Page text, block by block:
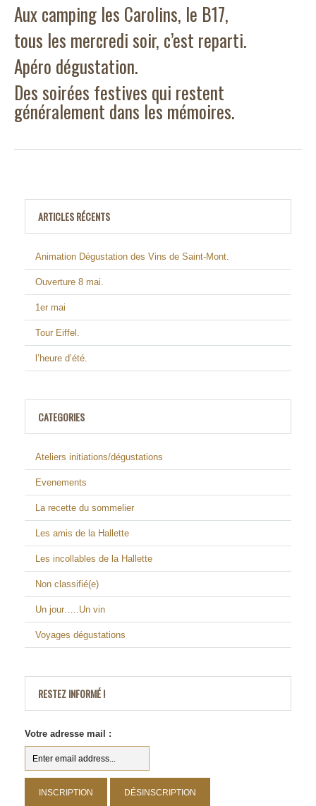
Aux camping les Carolins, le B17,
tous les mercredi soir, c’est reparti.
Apéro dégustation.
Des soirées festives qui restent
généralement dans les mémoires.
ARTICLES RÉCENTS
Animation Dégustation des Vins de Saint-Mont.
Ouverture 8 mai.
1er mai
Tour Eiffel.
l’heure d’été.
CATEGORIES
Ateliers initiations/dégustations
Evenements
La recette du sommelier
Les amis de la Hallette
Les incollables de la Hallette
Non classifié(e)
Un jour…..Un vin
Voyages dégustations
RESTEZ INFORMÉ !
Votre adresse mail :